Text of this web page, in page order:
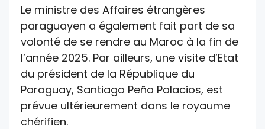
Le ministre des Affaires étrangères
paraguayen a également fait part de sa
volonté de se rendre au Maroc à la fin de
l’année 2025. Par ailleurs, une visite d’Etat
du président de la République du
Paraguay, Santiago Peña Palacios, est
prévue ultérieurement dans le royaume
chérifien.